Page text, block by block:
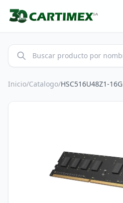
Inicio/Catalogo/HSC516U48Z1-16G